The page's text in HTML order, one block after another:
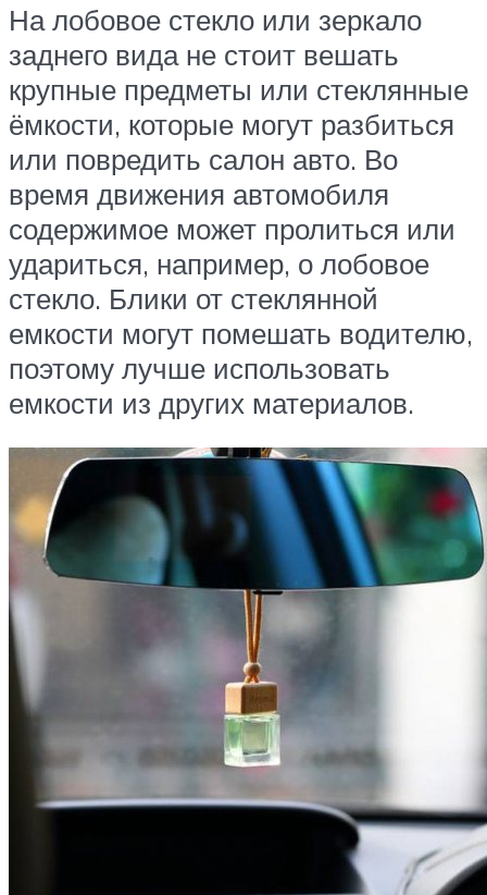
На лобовое стекло или зеркало
заднего вида не стоит вешать
крупные предметы или стеклянные
ёмкости, которые могут разбиться
или повредить салон авто. Во
время движения автомобиля
содержимое может пролиться или
удариться, например, о лобовое
стекло. Блики от стеклянной
емкости могут помешать водителю,
поэтому лучше использовать
емкости из других материалов.